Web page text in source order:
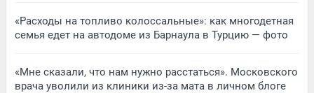
«Расходы на топливо колоссальные»: как многодетная
семья едет на автодоме из Барнаула в Турцию — фото
«Мне сказали, что нам нужно расстаться». Московского
врача уволили из клиники из-за мата в личном блоге